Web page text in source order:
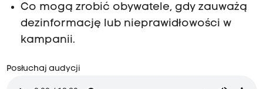
Co mogą zrobić obywatele, gdy zauważą
dezinformację lub nieprawidłowości w
kampanii.
Posłuchaj audycji